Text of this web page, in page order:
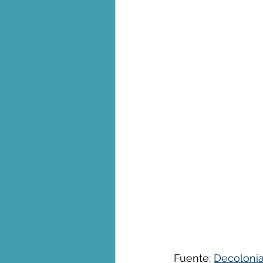
Eventos extremos e
Fuente: